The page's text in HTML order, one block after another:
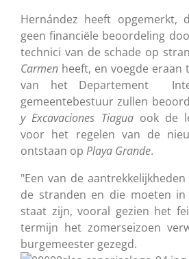
Hernández heeft opgemerkt,
geen financiële beoordeling
technici van de schade op
Carmen heeft, en voegde eraan
van het Departement
gemeentebestuur zullen
y Excavaciones Tiaguaook de
voor het regelen van de
ontstaan op Playa Grande.
"Een van de
de stranden en die moeten
staat zijn, vooral gezien het
termijn het zomerseizoen
burgemeester gezegd.